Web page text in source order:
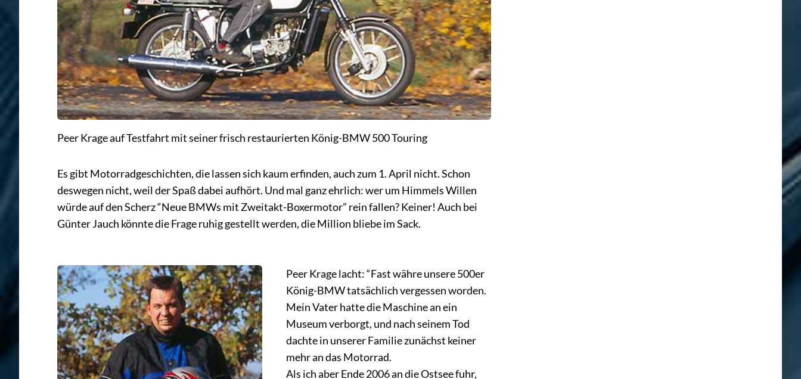
Peer Krage auf Testfahrt mit seiner frisch restaurierten König-BMW 500 Touring
Es gibt Motorradgeschichten, die lassen sich kaum erfinden, auch zum 1. April nicht. Schon
deswegen nicht, weil der Spaß dabei aufhört. Und mal ganz ehrlich: wer um Himmels Willen
würde auf den Scherz “Neue BMWs mit Zweitakt-Boxermotor” rein fallen? Keiner! Auch bei
Günter Jauch könnte die Frage ruhig gestellt werden, die Million bliebe im Sack.
Peer Krage lacht: “Fast währe unsere 500er
König-BMW tatsächlich vergessen worden.
Mein Vater hatte die Maschine an ein
Museum verborgt, und nach seinem Tod
dachte in unserer Familie zunächst keiner
mehr an das Motorrad.
Als ich aber Ende 2006 an die Ostsee fuhr,